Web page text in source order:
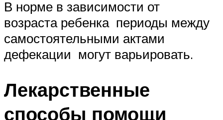
В норме в зависимости от
возраста ребенка периоды между
самостоятельными актами
дефекации могут варьировать.
Лекарственные
способы помощи